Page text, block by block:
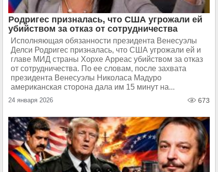
Родригес призналась, что США угрожали ей
убийством за отказ от сотрудничества
Исполняющая обязанности президента Венесуэлы
Делси Родригес призналась, что США угрожали ей и
главе МИД страны Хорхе Арреас убийством за отказ
от сотрудничества. По ее словам, после захвата
президента Венесуэлы Николаса Мадуро
американская сторона дала им 15 минут на...
24 января 2026 673